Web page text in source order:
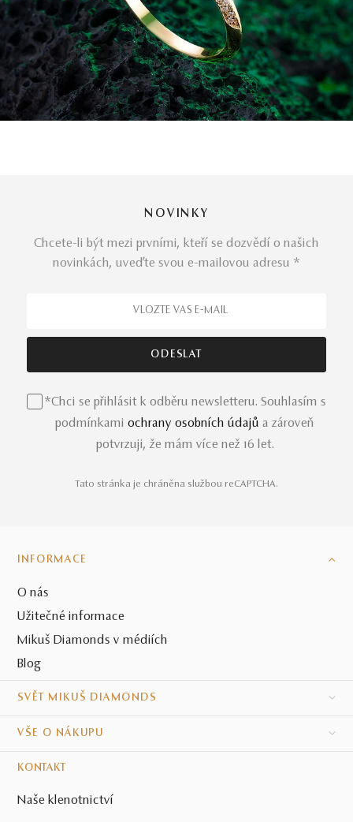
NOVINKY
Chcete-li být mezi prvními, kteří se dozvědí o našich
novinkách, uveďte svou e-mailovou adresu *
*Chci se přihlásit k odběru newsletteru. Souhlasím s
podmínkami ochrany osobních údajů a zároveň
potvrzuji, že mám více než 16 let.
Tato stránka je chráněna službou reCAPTCHA.
INFORMACE
O nás
Užitečné informace
Mikuš Diamonds v médiích
Blog
SVĚT MIKUŠ DIAMONDS
VŠE O NÁKUPU
KONTAKT
Naše klenotnictví